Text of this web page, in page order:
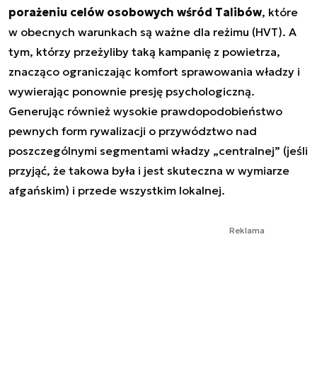
porażeniu celów osobowych wśród Talibów, które
w obecnych warunkach są ważne dla reżimu (HVT). A
tym, którzy przeżyliby taką kampanię z powietrza,
znacząco ograniczając komfort sprawowania władzy i
wywierając ponownie presję psychologiczną.
Generując również wysokie prawdopodobieństwo
pewnych form rywalizacji o przywództwo nad
poszczególnymi segmentami władzy „centralnej” (jeśli
przyjąć, że takowa była i jest skuteczna w wymiarze
afgańskim) i przede wszystkim lokalnej.
Reklama